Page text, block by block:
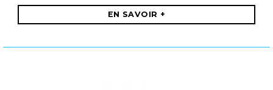
EN SAVOIR +